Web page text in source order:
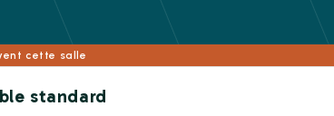
cette salle
standard